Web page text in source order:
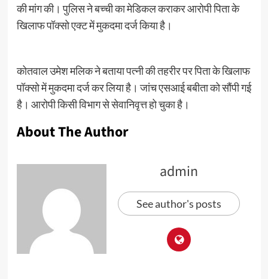
की मांग की। पुलिस ने बच्ची का मेडिकल कराकर आरोपी पिता के
खिलाफ पॉक्सो एक्ट में मुकदमा दर्ज किया है।
कोतवाल उमेश मलिक ने बताया पत्नी की तहरीर पर पिता के खिलाफ
पॉक्सो में मुकदमा दर्ज कर लिया है। जांच एसआई बबीता को सौंपी गई
है। आरोपी किसी विभाग से सेवानिवृत्त हो चुका है।
About The Author
admin
See author's posts